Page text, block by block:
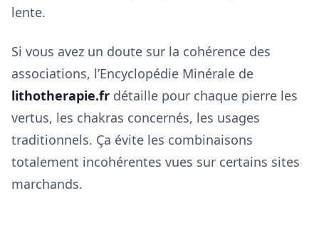
lente.
Si vous avez un doute sur la cohérence des
associations, l’Encyclopédie Minérale de
lithotherapie.fr détaille pour chaque pierre les
vertus, les chakras concernés, les usages
traditionnels. Ça évite les combinaisons
totalement incohérentes vues sur certains sites
marchands.